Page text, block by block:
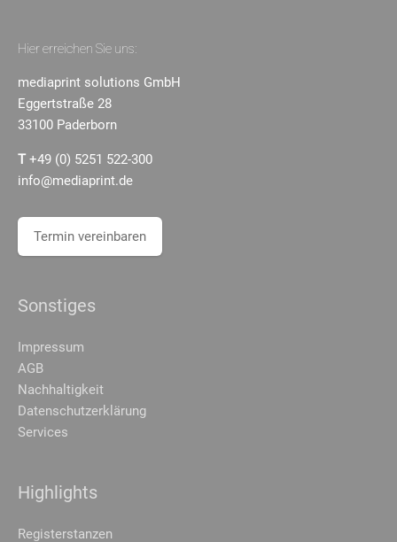
Hier erreichen Sie uns:
mediaprint solutions GmbH
Eggertstraße 28
33100 Paderborn
T +49 (0) 5251 522-300
info@mediaprint.de
Termin vereinbaren
Sonstiges
Impressum
AGB
Nachhaltigkeit
Datenschutzerklärung
Services
Highlights
Registerstanzen